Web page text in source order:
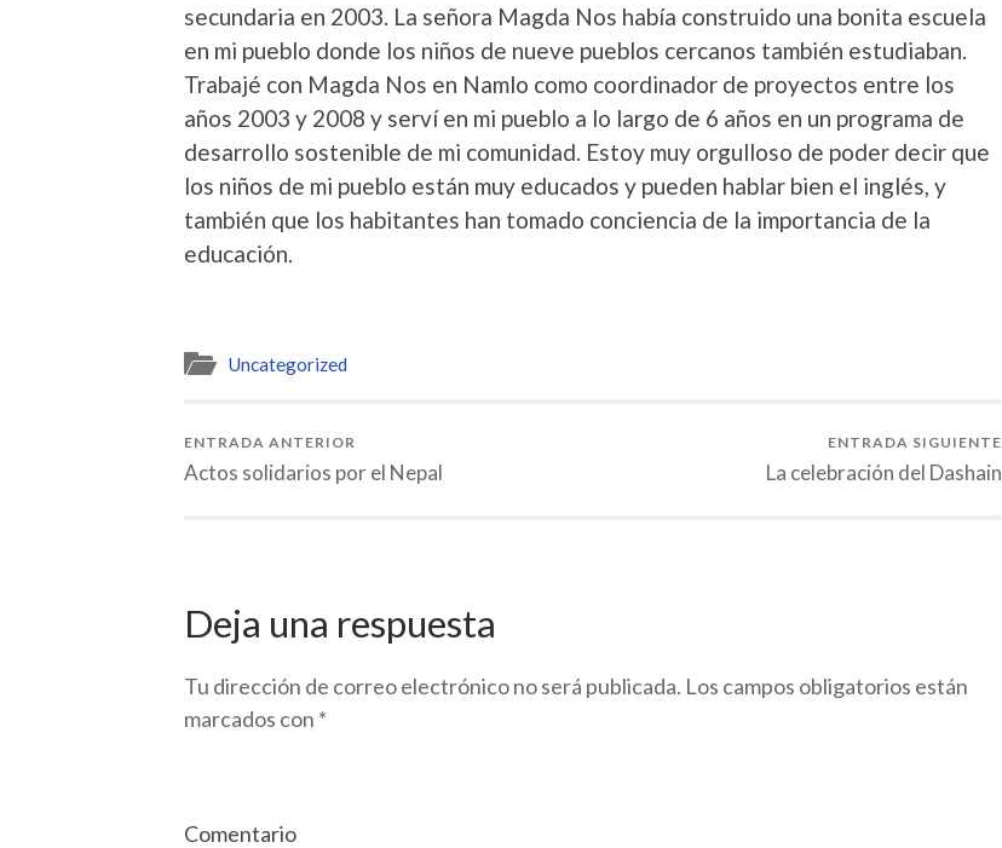
secundaria en 2003. La señora Magda Nos había construido una bonita escuela
en mi pueblo donde los niños de nueve pueblos cercanos también estudiaban.
Trabajé con Magda Nos en Namlo como coordinador de proyectos entre los
años 2003 y 2008 y serví en mi pueblo a lo largo de 6 años en un programa de
desarrollo sostenible de mi comunidad. Estoy muy orgulloso de poder decir que
los niños de mi pueblo están muy educados y pueden hablar bien el inglés, y
también que los habitantes han tomado conciencia de la importancia de la
educación.
Uncategorized
ENTRADA ANTERIOR
Actos solidarios por el Nepal
ENTRADA SIGUIENTE
La celebración del Dashain
Deja una respuesta
Tu dirección de correo electrónico no será publicada. Los campos obligatorios están
marcados con *
Comentario